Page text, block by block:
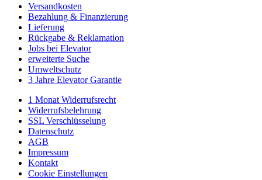
Versandkosten
Bezahlung & Finanzierung
Lieferung
Rückgabe & Reklamation
Jobs bei Elevator
erweiterte Suche
Umweltschutz
3 Jahre Elevator Garantie
1 Monat Widerrufsrecht
Widerrufsbelehrung
SSL Verschlüsselung
Datenschutz
AGB
Impressum
Kontakt
Cookie Einstellungen